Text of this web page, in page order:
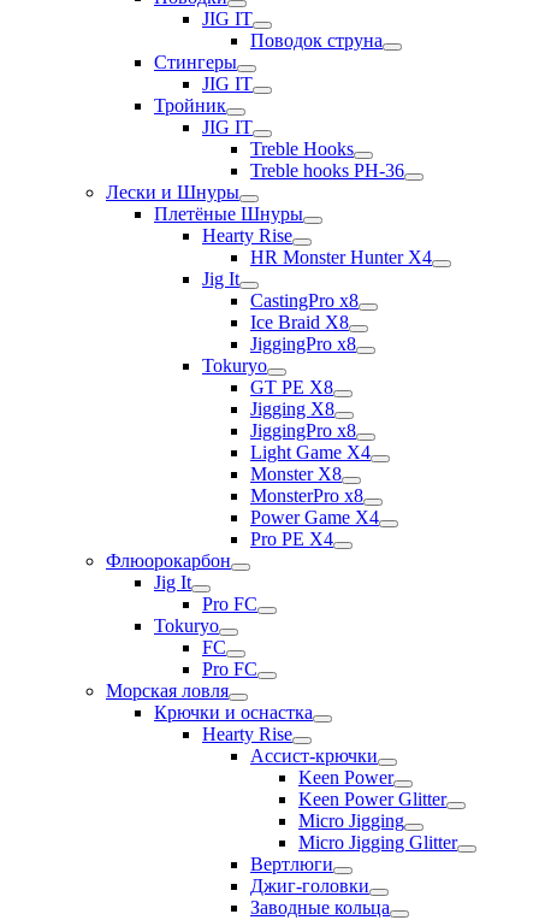
JIG IT
Поводок струна
Стингеры
JIG IT
Тройник
JIG IT
Treble Hooks
Treble hooks PH-36
Лески и Шнуры
Плетёные Шнуры
Hearty Rise
HR Monster Hunter X4
Jig It
CastingPro x8
Ice Braid X8
JiggingPro x8
Tokuryo
GT PE X8
Jigging X8
JiggingPro x8
Light Game X4
Monster X8
MonsterPro x8
Power Game X4
Pro PE X4
Флюорокарбон
Jig It
Pro FC
Tokuryo
FC
Pro FC
Морская ловля
Крючки и оснастка
Hearty Rise
Ассист-крючки
Keen Power
Keen Power Glitter
Micro Jigging
Micro Jigging Glitter
Вертлюги
Джиг-головки
Заводные кольца